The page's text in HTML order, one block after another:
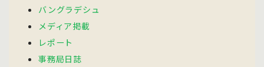
バングラデシュ
メディア掲載
レポート
事務局日誌